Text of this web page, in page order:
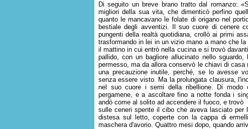
Di seguito un breve brano tratto dal romanzo:
migliori della sua vita, che dimenticò perfino
quanto le mancavano le folate di origano nel
bestiale degli avventizi. Il suo cuore di cenere
pungenti della realtà quotidiana, crollò ai primi
trasformando in lei in un vizio mano a mano che
il mattino in cui entrò nella cucina e si trovò
pallido, con un bagliore allucinato nello
permesso, ma da allora conservò le chiavi di
una precauzione inutile, perché, se lo avesse
senza essere visto. Ma la prolungata clausura,
nel suo cuore i semi della ribellione. Di modo
pergamene, e a ascoltare fino a notte fonda i
andò come al solito ad accendere il fuoco, e trovò
sulle ceneri spente il cibo che aveva lasciato
distesa sul letto, coperte con la cappa di
maschera d'avorio. Quattro mesi dopo, quando